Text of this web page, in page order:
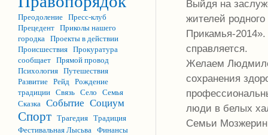
Преодоление Пресс-клуб
Прецедент Приколы нашего
городка Проекты в действии
Происшествия Прокуратура
сообщает Прямой провод
Психология Путешествия
Развитие Рейд Рождение
традиции Связь Село
Семья
Сказка Событие Социум
Спорт Трагедия Традиция
Фестивальная Лысьва Финансы
Выйдя на
жителей
Прикамья-
справляется.
Желаем
сохранения
люди в белых
Семьи